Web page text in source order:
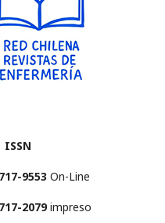
ISSN
9553 On-Line
2079impreso